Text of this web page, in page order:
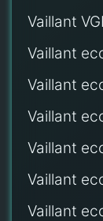
Vaillant
Vaillant
Vaillant
Vaillant
Vaillant
Vaillant
Vaillant